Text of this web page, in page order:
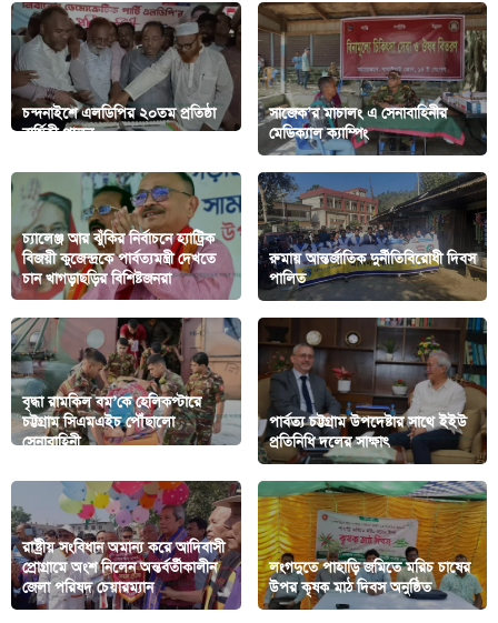
চন্দনাইশে এলডিপির ২০তম প্রতিষ্ঠা
বার্ষিকী পালন
সাজেক’র মাচালং এ সেনাবাহিনীর
মেডিক্যাল ক্যাম্পিং
চ্যালেঞ্জ আর ঝুঁকির নির্বাচনে হ্যাট্রিক
বিজয়ী কুজেন্দ্রকে পার্বত্যমন্ত্রী দেখতে
চান খাগড়াছড়ির বিশিষ্টজনরা
রুমায় আন্তর্জাতিক দুর্নীতিবিরোধী দিবস
পালিত
বৃদ্ধা রামকিল বম’কে হেলিকপ্টারে
চট্টগ্রাম সিএমএইচ পৌঁছালো
সেনাবাহিনী
পার্বত্য চট্টগ্রাম উপদেষ্টার সাথে ইইউ
প্রতিনিধি দলের সাক্ষাৎ
রাষ্ট্রীয় সংবিধান অমান্য করে আদিবাসী
প্রোগ্রামে অংশ নিলেন অন্তর্বর্তীকালীন
জেলা পরিষদ চেয়ারম্যান
লংগদুতে পাহাড়ি জমিতে মরিচ চাষের
উপর কৃষক মাঠ দিবস অনুষ্ঠিত